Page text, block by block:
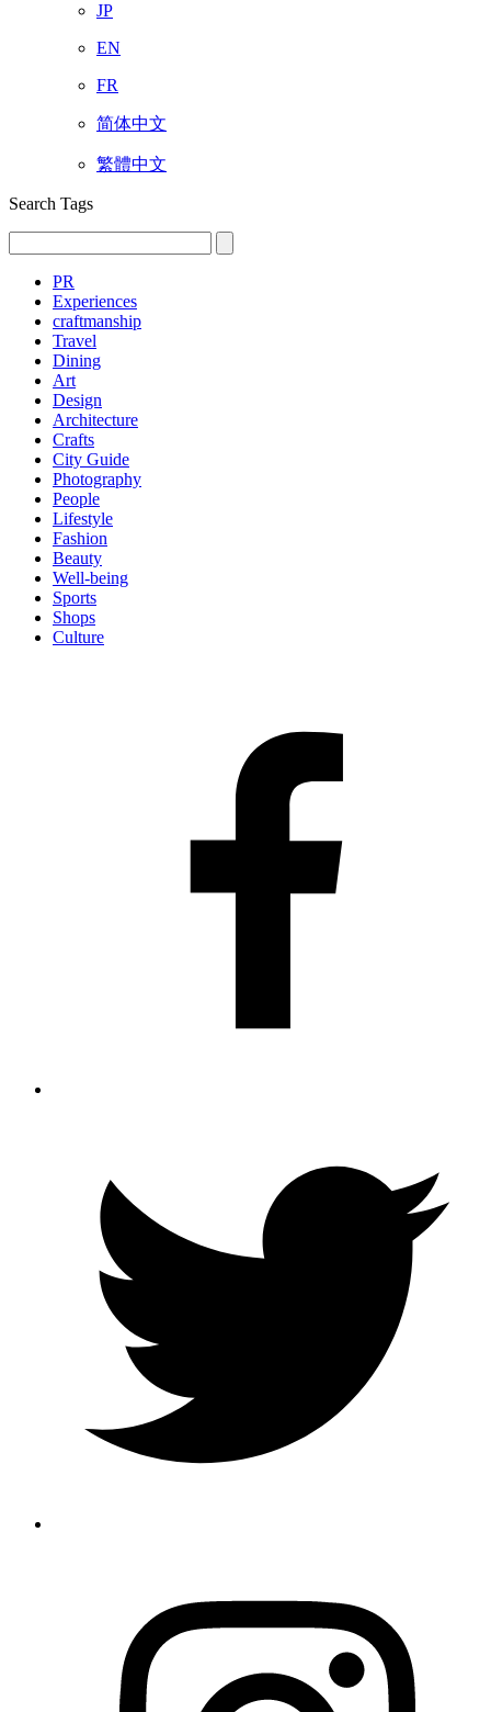
JP
EN
FR
简体中文
繁體中文
Search Tags
PR
Experiences
craftmanship
Travel
Dining
Art
Design
Architecture
Crafts
City Guide
Photography
People
Lifestyle
Fashion
Beauty
Well-being
Sports
Shops
Culture